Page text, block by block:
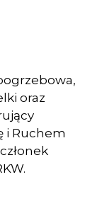
oraz
i Ruchem